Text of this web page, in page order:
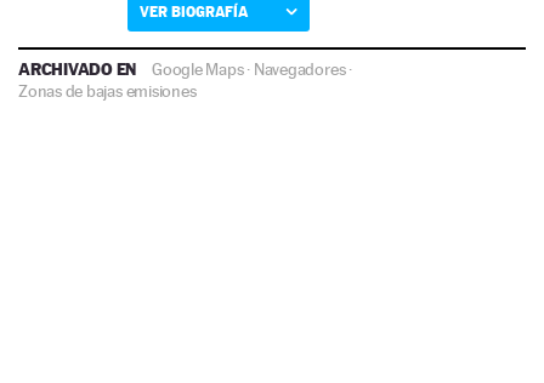
VER BIOGRAFÍA
ARCHIVADO EN Google Maps· Navegadores·
Zonas de bajas emisiones